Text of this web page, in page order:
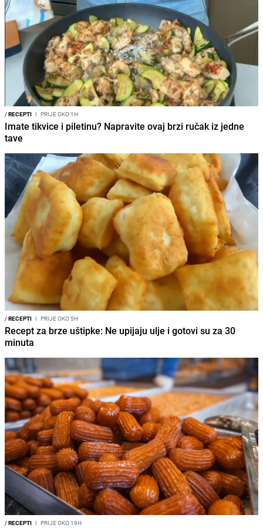
/RECEPTI I PRIJE OKO 1H
Imate tikvice i piletinu? Napravite ovaj brzi ručak iz jedne
tave
/RECEPTI I PRIJE OKO 5H
Recept za brze uštipke: Ne upijaju ulje i gotovi su za 30
minuta
/RECEPTI I PRIJE OKO 19H